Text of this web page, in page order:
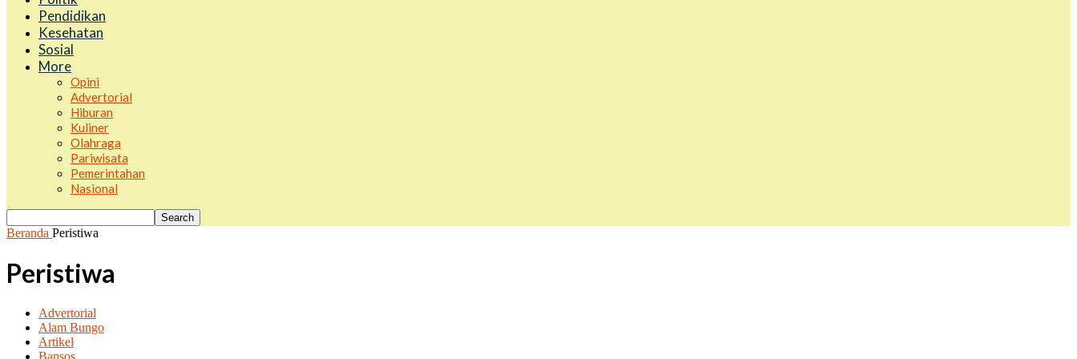
Pendidikan
Kesehatan
Sosial
More
Opini
Advertorial
Hiburan
Kuliner
Olahraga
Pariwisata
Pemerintahan
Nasional
Beranda Peristiwa
Peristiwa
Advertorial
Alam Bungo
Artikel
Bansos